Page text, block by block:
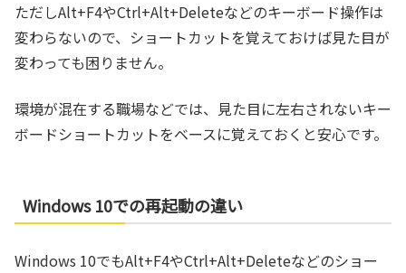
ただしAlt+F4やCtrl+Alt+Deleteなどのキーボード操作は
変わらないので、ショートカットを覚えておけば見た目が
変わっても困りません。
環境が混在する職場などでは、見た目に左右されないキー
ボードショートカットをベースに覚えておくと安心です。
Windows 10での再起動の違い
Windows 10でもAlt+F4やCtrl+Alt+Deleteなどのショー